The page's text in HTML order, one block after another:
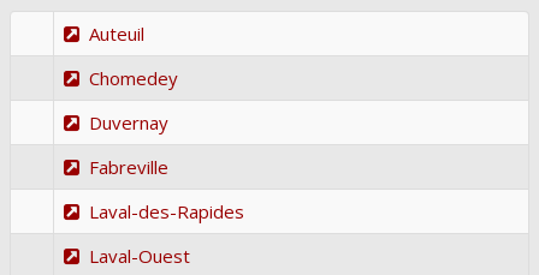
Auteuil
Chomedey
Duvernay
Fabreville
Laval-des-Rapides
Laval-Ouest